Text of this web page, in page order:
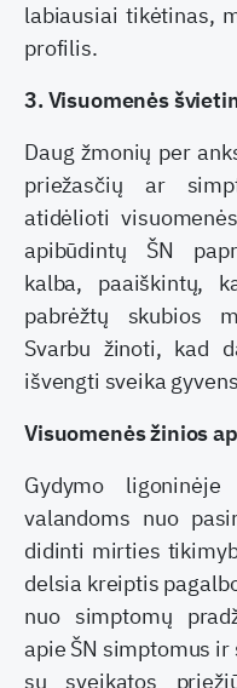
labiausiai tikėtinas,
profilis.
3. Visuomenės
Daug žmonių per
priežasčių ar
atidėlioti
apibūdintų ŠN
kalba, paaiškintų,
pabrėžtų skubios
Svarbu žinoti, kad
išvengti sveika
Visuomenės žinios
Gydymo
valandoms nuo
didinti mirties
delsia kreiptis
nuo simptomų
apie ŠN simptomus
su sveikatos